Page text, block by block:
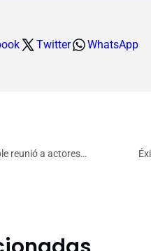
Twitter WhatsApp
reunió a actores